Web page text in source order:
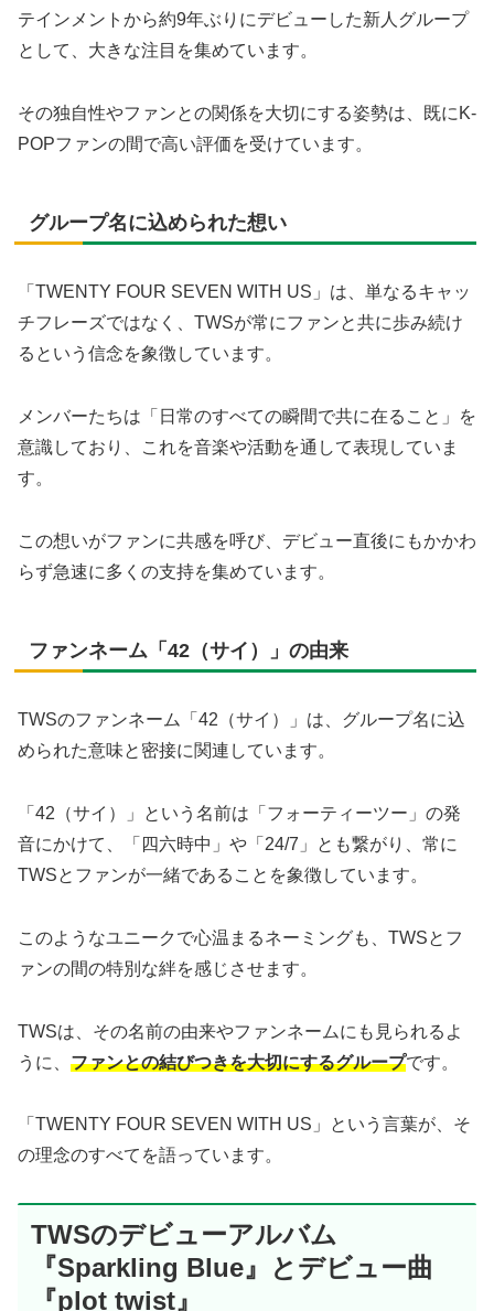
テインメントから約9年ぶりにデビューした新人グループ
として、大きな注目を集めています。
その独自性やファンとの関係を大切にする姿勢は、既にK-
POPファンの間で高い評価を受けています。
グループ名に込められた想い
「TWENTY FOUR SEVEN WITH US」は、単なるキャッ
チフレーズではなく、TWSが常にファンと共に歩み続け
るという信念を象徴しています。
メンバーたちは「日常のすべての瞬間で共に在ること」を
意識しており、これを音楽や活動を通して表現していま
す。
この想いがファンに共感を呼び、デビュー直後にもかかわ
らず急速に多くの支持を集めています。
ファンネーム「42（サイ）」の由来
TWSのファンネーム「42（サイ）」は、グループ名に込
められた意味と密接に関連しています。
「42（サイ）」という名前は「フォーティーツー」の発
音にかけて、「四六時中」や「24/7」とも繋がり、常に
TWSとファンが一緒であることを象徴しています。
このようなユニークで心温まるネーミングも、TWSとフ
ァンの間の特別な絆を感じさせます。
TWSは、その名前の由来やファンネームにも見られるよ
うに、 ファンとの結びつきを大切にするグループです。
「TWENTY FOUR SEVEN WITH US」という言葉が、そ
の理念のすべてを語っています。
TWSのデビューアルバム
『Sparkling Blue』とデビュー曲
『plot twist』